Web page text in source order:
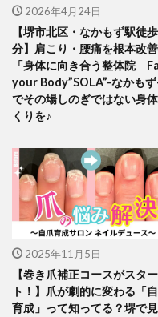
2026年4月24日
【堺市北区・なかもず駅徒
分】肩こり・腰痛を根本改善
「身体に向き合う整体院
your Body”SOLA”-なかもず-
でその場しのぎではない身
くりを♪
2025年11月5日
【巻き爪補正コースがスター
ト！】爪が劇的に変わる「
育成」って知ってる？堺で